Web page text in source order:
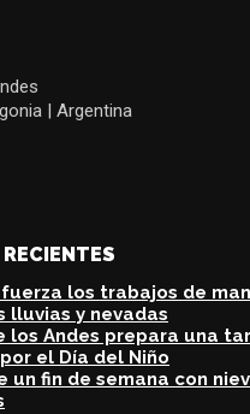
| Argentina
los trabajos de
lluvias y nevadas
los Andes prepara una
el Día del Niño
un fin de semana con